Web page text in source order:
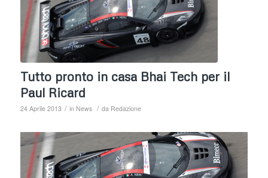
Tutto pronto in casa Bhai Tech per il
Paul Ricard
24 Aprile 2013 / in News / da Redazione